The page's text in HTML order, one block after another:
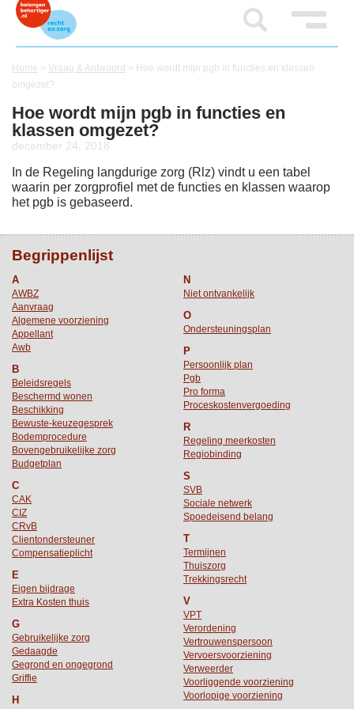
Home > Vraag & Antwoord > Hoe wordt mijn pgb in functies en klassen
omgezet?
Hoe wordt mijn pgb in functies en
klassen omgezet?
december 24, 2018
In de Regeling langdurige zorg (Rlz) vindt u een tabel
waarin per zorgprofiel met de functies en klassen waarop
het pgb is gebaseerd.
Begrippenlijst
A
AWBZ
Aanvraag
Algemene voorziening
Appellant
Awb
B
Beleidsregels
Beschermd wonen
Beschikking
Bewuste-keuzegesprek
Bodemprocedure
Bovengebruikelijke zorg
Budgetplan
C
CAK
CIZ
CRvB
Clientondersteuner
Compensatieplicht
E
Eigen bijdrage
Extra Kosten thuis
G
Gebruikelijke zorg
Gedaagde
Gegrond en ongegrond
Griffie
H
N
Niet ontvankelijk
O
Ondersteuningsplan
P
Persoonlijk plan
Pgb
Pro forma
Proceskostenvergoeding
R
Regeling meerkosten
Regiobinding
S
SVB
Sociale netwerk
Spoedeisend belang
T
Termijnen
Thuiszorg
Trekkingsrecht
V
VPT
Verordening
Vertrouwenspersoon
Vervoersvoorziening
Verweerder
Voorliggende voorziening
Voorlopige voorziening